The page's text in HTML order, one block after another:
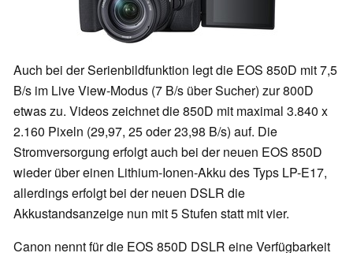
Auch bei der Serienbildfunktion legt die EOS 850D mit 7,5
B/s im Live View-Modus (7 B/s über Sucher) zur 800D
etwas zu. Videos zeichnet die 850D mit maximal 3.840 x
2.160 Pixeln (29,97, 25 oder 23,98 B/s) auf. Die
Stromversorgung erfolgt auch bei der neuen EOS 850D
wieder über einen Lithium-Ionen-Akku des Typs LP-E17,
allerdings erfolgt bei der neuen DSLR die
Akkustandsanzeige nun mit 5 Stufen statt mit vier.
Canon nennt für die EOS 850D DSLR eine Verfügbarkeit